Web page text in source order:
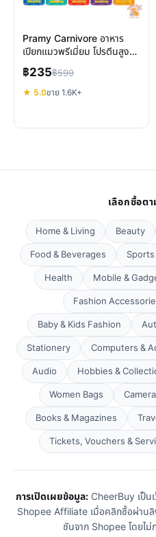
Pramy Carnivore อาหาร
เปียกแมวพรีเมี่ยม โปรตีนสูง
กลูเตนฟรี เลือกดีที่สุดสำหรับ
แมวคุณ
฿235฿599
★ 5.0ขาย 1.6K+
เลือกซื้อต
Home & Living Beauty
Food & Beverages
Health
Mobile &
Fashion
Baby & Kids Fashion
Stationery
Computers &
Audio
Hobbies &
Women Bags
Books & Magazines
Tickets, Vouchers &
การเปิดเผยข้อมูล:CheerBuy เป็นเ
Shopee Affiliate เมื่อคลิกซื้อผ่านลิ
ชันจาก Shopee โดยไ